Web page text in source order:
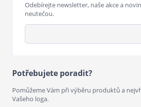
Odebírejte newsletter, naše akce a
neutečou.
Potřebujete poradit?
Pomůžeme Vám při výběru produktů a
Vašeho loga.